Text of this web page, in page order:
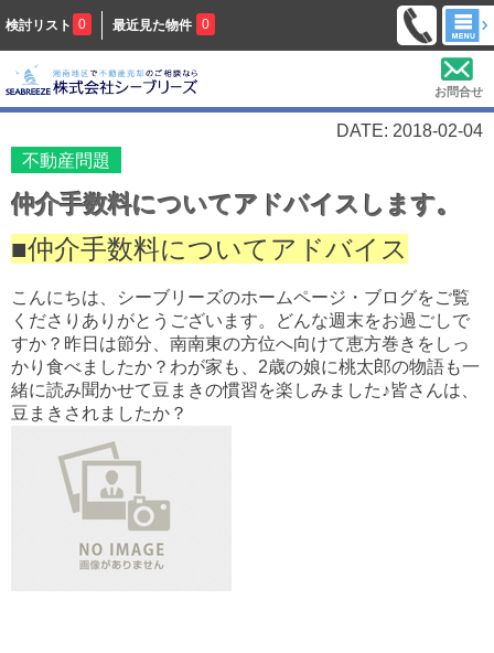
検討リスト 0 最近見た物件 0
お問合せ
DATE: 2018-02-04
不動産問題
仲介手数料についてアドバイスします。
■仲介手数料についてアドバイス
こんにちは、シーブリーズのホームページ・ブログをご覧
くださりありがとうございます。どんな週末をお過ごしで
すか？昨日は節分、南南東の方位へ向けて恵方巻きをしっ
かり食べましたか？わが家も、2歳の娘に桃太郎の物語も一
緒に読み聞かせて豆まきの慣習を楽しみました♪皆さんは、
豆まきされましたか？